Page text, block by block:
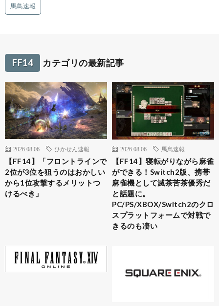
馬鳥速報
FF14 カテゴリの最新記事
2026.08.06 ひかせん速報
【FF14】「フロントラインで
2位が3位を狙うのはおかしい
から1位攻撃するメリットつ
けるべき」
2026.08.06 馬鳥速報
【FF14】寝転がりながら麻雀
ができる！Switch2版、携帯
麻雀機として滅茶苦茶優秀だ
と話題に。
PC/PS/XBOX/Switch2のクロ
スプラットフォームで対戦で
きるのも凄い